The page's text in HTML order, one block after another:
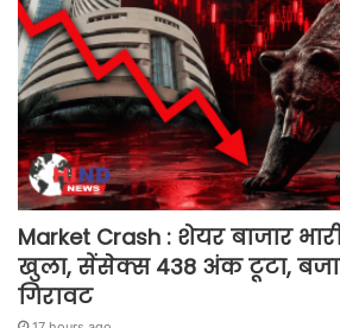
Market Crash : शेयर बाजार
खुला, सेंसेक्स 438 अंक टूटा,
गिरावट